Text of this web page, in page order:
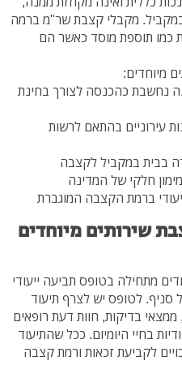
מקבלי קצבת שר"מ ברמה
כמו תוספת מוסד כאשר הם
מיוחדים:
נחשבת כהכנסה לצורך בחינת
עירוניים בהתאם לרשות
בבית במקביל לקצבה
חלקי של המדינה
ברמת הקצבה המוגברת
שירותים מיוחדים
מתחילה בטופס תביעה ייעודי
סניף. לטופס יש לצרף תיעוד
ממצאי בדיקות, חוות דעת רופאים
בחיי היומיום. ככל שהתיעוד
לקביעת זכאות ורמת קצבה